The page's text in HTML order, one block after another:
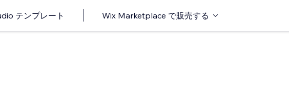
テンプレート Wix Marketplace で販売する